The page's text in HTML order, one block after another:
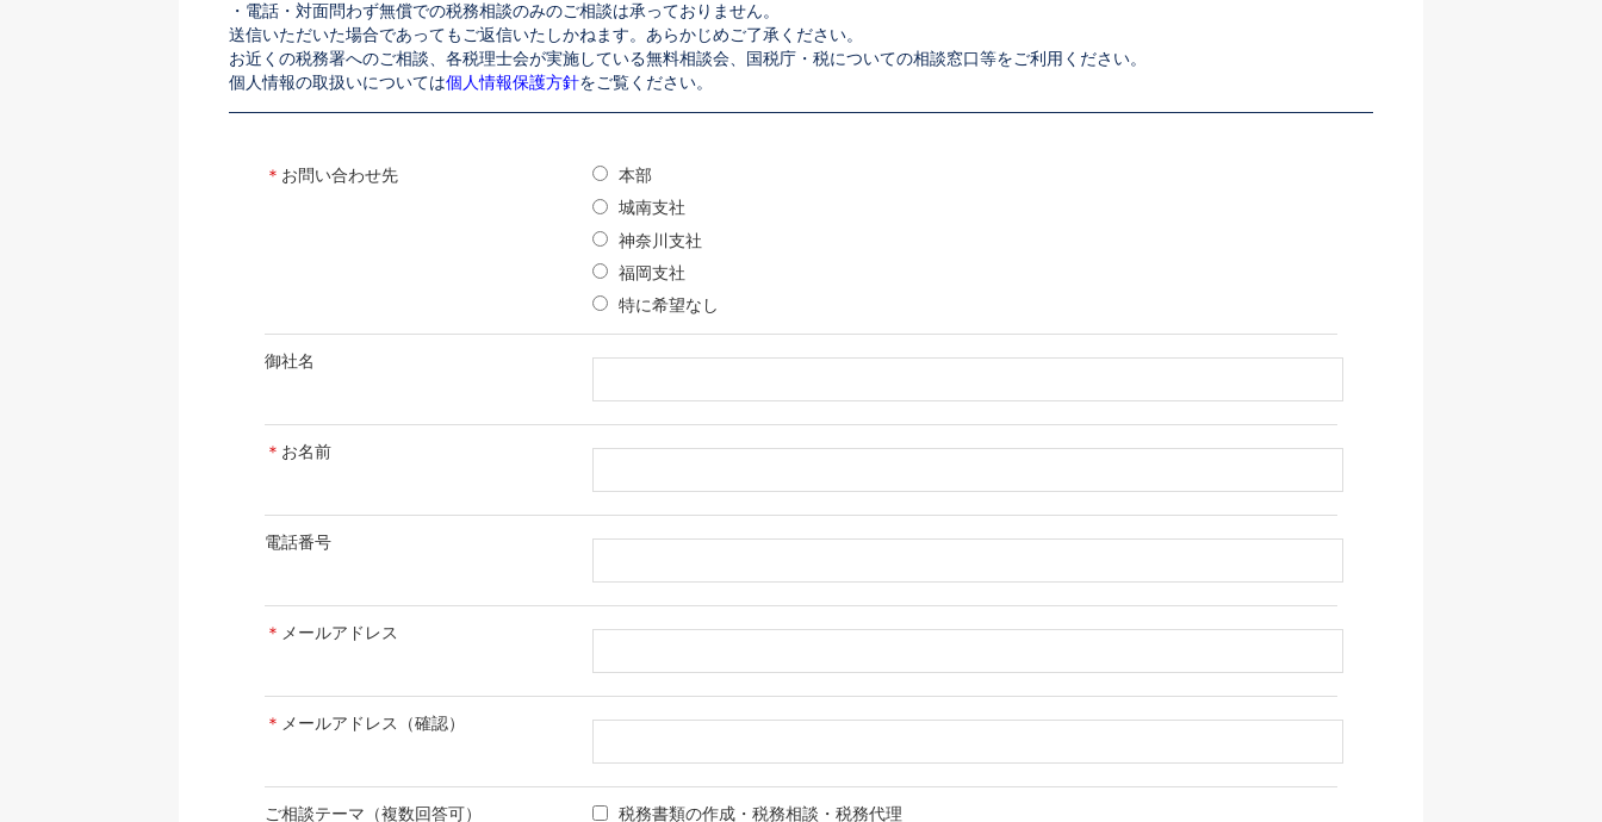
・電話・対面問わず無償での税務相談のみのご相談は承っておりません。
送信いただいた場合であってもご返信いたしかねます。あらかじめご了承ください。
お近くの税務署へのご相談、各税理士会が実施している無料相談会、国税庁・税についての相談窓口等をご利用ください。
個人情報の取扱いについては個人情報保護方針をご覧ください。
お問い合わせ先
＊
本部
城南支社
神奈川支社
福岡支社
特に希望なし
御社名
お名前
＊
電話番号
メールアドレス
＊
メールアドレス（確認）
＊
ご相談テーマ（複数回答可）
税務書類の作成・税務相談・税務代理